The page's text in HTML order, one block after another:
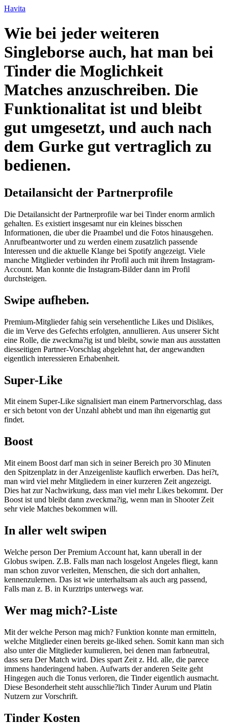
Ir
o
conteúdo
Havita
Wie bei jeder weiteren
Singleborse auch, hat man bei
Tinder die Moglichkeit
Matches anzuschreiben. Die
Funktionalitat ist und bleibt
gut umgesetzt, und auch nach
dem Gurke gut vertraglich zu
bedienen.
Detailansicht der Partnerprofile
Die Detailansicht der Partnerprofile war bei Tinder enorm armlich
gehalten. Es existiert insgesamt nur ein kleines bisschen
Informationen, die uber die Praambel und die Fotos hinausgehen.
Anrufbeantworter und zu werden einem zusatzlich passende
Interessen und die aktuelle Klange bei Spotify angezeigt. Viele
manche Mitglieder verbinden ihr Profil auch mit ihrem Instagram-
Account. Man konnte die Instagram-Bilder dann im Profil
durchsteigen.
Swipe aufheben.
Premium-Mitglieder fahig sein versehentliche Likes und Dislikes,
die im Verve des Gefechts erfolgten, annullieren. Aus unserer Sicht
eine Rolle, die zweckma?ig ist und bleibt, sowie man aus ausstatten
diesseitigen Partner-Vorschlag abgelehnt hat, der angewandten
eigentlich interessieren Erhabenheit.
Super-Like
Mit einem Super-Like signalisiert man einem Partnervorschlag, dass
er sich betont von der Unzahl abhebt und man ihn eigenartig gut
findet.
Boost
Mit einem Boost darf man sich in seiner Bereich pro 30 Minuten
den Spitzenplatz in der Anzeigenliste kauflich erwerben. Das hei?t,
man wird viel mehr Mitgliedern in einer kurzeren Zeit angezeigt.
Dies hat zur Nachwirkung, dass man viel mehr Likes bekommt. Der
Boost ist und bleibt dann zweckma?ig, wenn man in Shooter Zeit
sehr viele Matches bekommen will.
In aller welt swipen
Welche person Der Premium Account hat, kann uberall in der
Globus swipen. Z.B. Falls man nach losgelost Angeles fliegt, kann
man schon zuvor verleiten, Menschen, die sich dort anhalten,
kennenzulernen. Das ist wie unterhaltsam als auch arg passend,
Falls man z. B. in Kurztrips unterwegs war.
Wer mag mich?-Liste
Mit der welche Person mag mich? Funktion konnte man ermitteln,
welche Mitglieder einen bereits ge-liked sehen. Somit kann man sich
also unter die Mitglieder kumulieren, bei denen man farbneutral,
dass sera Der Match wird. Dies spart Zeit z. Hd. alle, die parece
immens handeringend haben. Aufwarts der anderen Seite geht
Hingegen auch die Tonus verloren, die Tinder eigentlich ausmacht.
Diese Besonderheit steht ausschlie?lich Tinder Aurum und Platin
Nutzern zur Vorschrift.
Tinder Kosten